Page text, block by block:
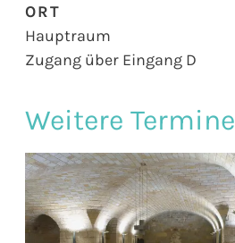
ORT
Hauptraum
Zugang über Eingang D
Weitere Termine